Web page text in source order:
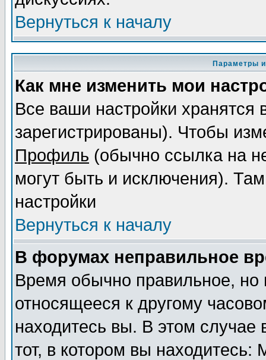
Вернуться к началу
Параметры
Как мне изменить мои
Все ваши настройки
зарегистрированы). Чтобы
Профиль (обычно ссылка на
могут быть и исключения).
настройки
Вернуться к началу
В форумах неправильное
Время обычно правильное,
относящееся к другому
находитесь вы. В этом
тот, в котором вы